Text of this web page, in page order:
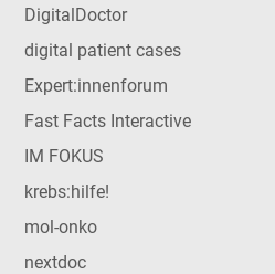
DigitalDoctor
digital patient cases
Expert:innenforum
Fast Facts Interactive
IM FOKUS
krebs:hilfe!
mol-onko
nextdoc